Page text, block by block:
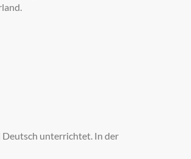
Deutsch unterrichtet. In der